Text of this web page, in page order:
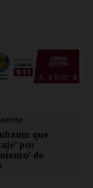
que
por
de